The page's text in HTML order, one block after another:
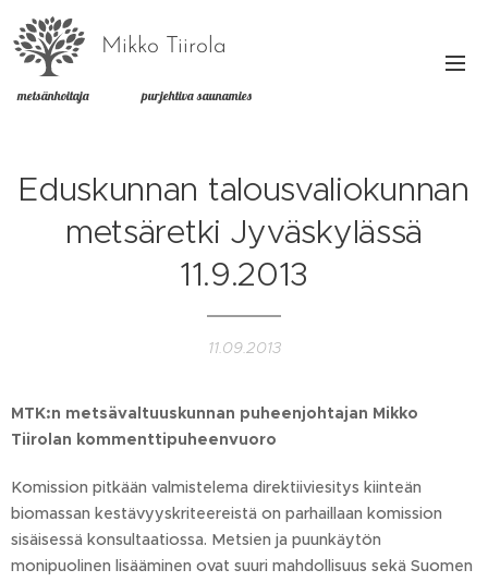
Mikko Tiirola
metsänhoitaja purjehtiva saunamies
Eduskunnan talousvaliokunnan
metsäretki Jyväskylässä
11.9.2013
11.09.2013
MTK:n metsävaltuuskunnan puheenjohtajan Mikko
Tiirolan kommenttipuheenvuoro
Komission pitkään valmistelema direktiiviesitys kiinteän
biomassan kestävyyskriteereistä on parhaillaan komission
sisäisessä konsultaatiossa. Metsien ja puunkäytön
monipuolinen lisääminen ovat suuri mahdollisuus sekä Suomen